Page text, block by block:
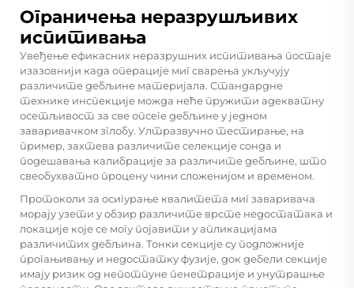
Ограничења неразрушљивих
испитивања
Увеђење ефикасних неразрушних испитивања постаје
изазовнији када операције миг сварења укључују
различите дебљине материјала. Стандардне
технике инспекције можда неће пружити адекватну
осетљивост за све опсеге дебљине у једном
заваривачком зглобу. Ултразвучно тестирање, на
пример, захтева различите селекције сонда и
подешавања калибрације за различите дебљине, што
свеобухватно процену чини сложенијом и временом.
Протоколи за осигурање квалитета миг заваривача
морају узети у обзир различите врсте недостатака и
локације које се могу појавити у апликацијама
различитих дебљина. Тонки секције су подложније
прогањивању и недостатку фузије, док дебели секције
имају ризик од непотпуне пенетрације и унутрашње